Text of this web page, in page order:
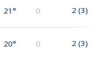
21° 0 2 (3)
20° 0 2 (3)